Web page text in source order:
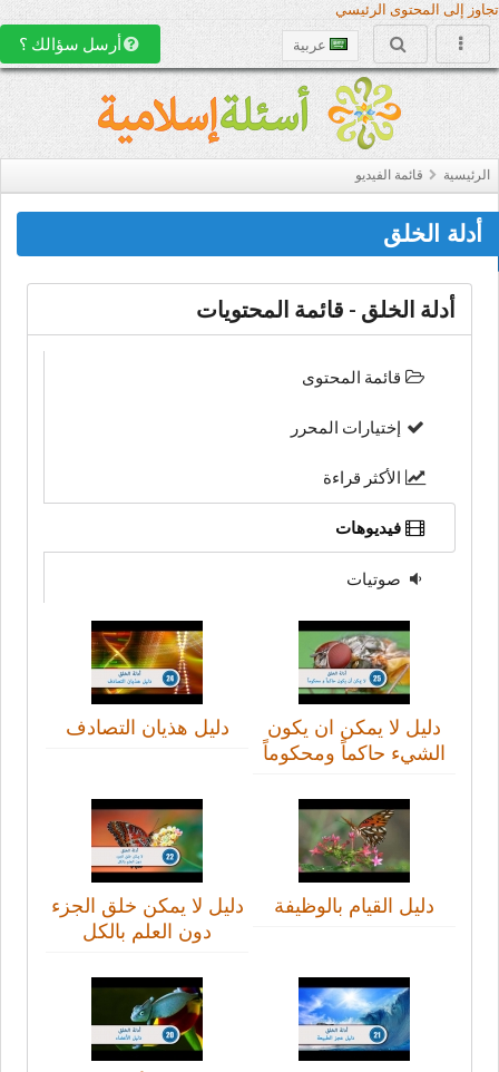
تجاوز إلى المحتوى الرئيسي
عربية أرسل سؤالك ؟
الرئيسية قائمة الفيديو
أدلة الخلق
أدلة الخلق - قائمة المحتويات
قائمة المحتوى
إختيارات المحرر
الأكثر قراءة
فيديوهات
صوتيات
دليل لا يمكن ان يكون
الشيء حاكماً ومحكوماً
دليل هذيان التصادف
دليل القيام بالوظيفة
دليل لا يمكن خلق الجزء
دون العلم بالكل